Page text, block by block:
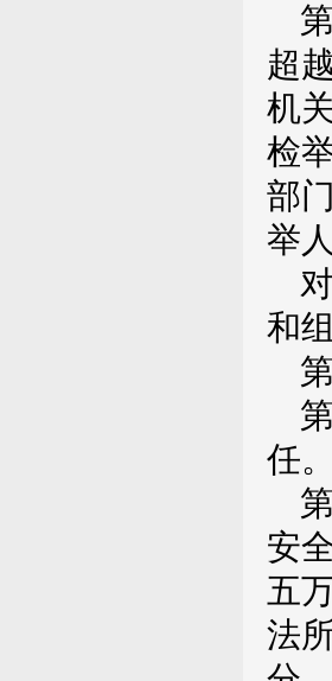
超
机
检
部
举
和
任
安
五
法